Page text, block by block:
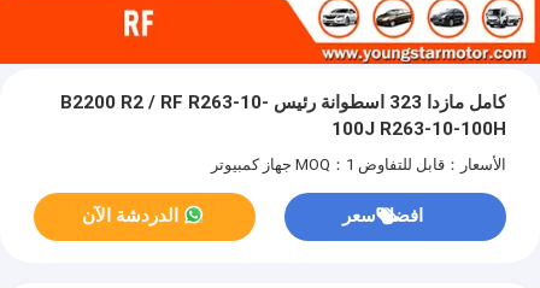
كامل مازدا 323 اسطوانة رئيس B2200 R2 / RF R263-10-
100J R263-10-100H
الأسعار：قابل للتفاوض MOQ：1 جهاز كمبيوتر
افضل سعر الدردشة الآن